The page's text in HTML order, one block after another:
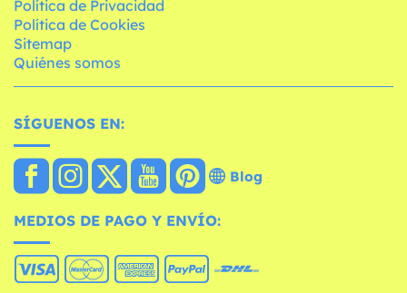
Política de Privacidad
Política de Cookies
Sitemap
Quiénes somos
SÍGUENOS EN:
Blog
MEDIOS DE PAGO Y ENVÍO: